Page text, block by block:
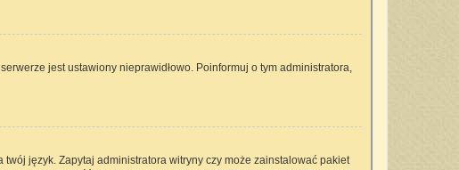
jest ustawiony nieprawidłowo. Poinformuj o tym administratora,
język. Zapytaj administratora witryny czy może zainstalować pakiet